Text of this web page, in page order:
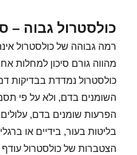
כולסטרול גבוה –
רמה גבוהה של כולסטרול
מהווה גורם סיכון למחלות
כולסטרול נמדדת בבדיקות
השומנים בדם, ולא על פי
הפרעות שומנים בדם,
בליטות בעור, בידיים או
הצטברות של כולסטרול עודף